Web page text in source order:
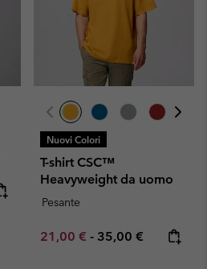
Nuovi Colori
T-shirt CSC™
Heavyweight da uomo
Pesante
Minimum sale price:
21,00 € - Maximum price:
35,00 €